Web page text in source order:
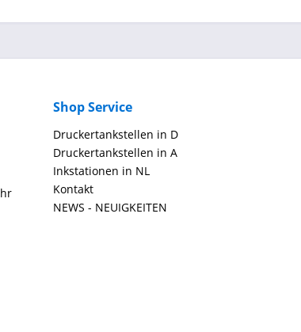
Shop Service
Druckertankstellen in D
Druckertankstellen in A
Inkstationen in NL
Kontakt
NEWS - NEUIGKEITEN